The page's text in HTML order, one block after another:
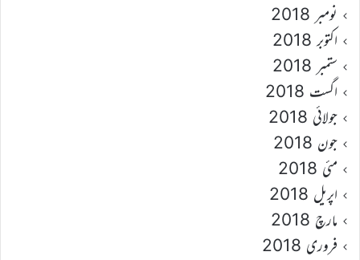
نومبر 2018
اکتوبر 2018
ستمبر 2018
اگست 2018
جولائی 2018
جون 2018
مئی 2018
اپریل 2018
مارچ 2018
فروری 2018